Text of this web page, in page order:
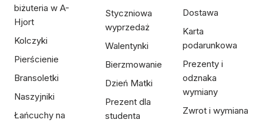
biżuteria w A-
Hjort
Kolczyki
Pierścienie
Bransoletki
Naszyjniki
Łańcuchy na
Styczniowa
wyprzedaż
Walentynki
Bierzmowanie
Dzień Matki
Prezent dla
studenta
Dostawa
Karta
podarunkowa
Prezenty i
odznaka
wymiany
Zwrot i wymiana